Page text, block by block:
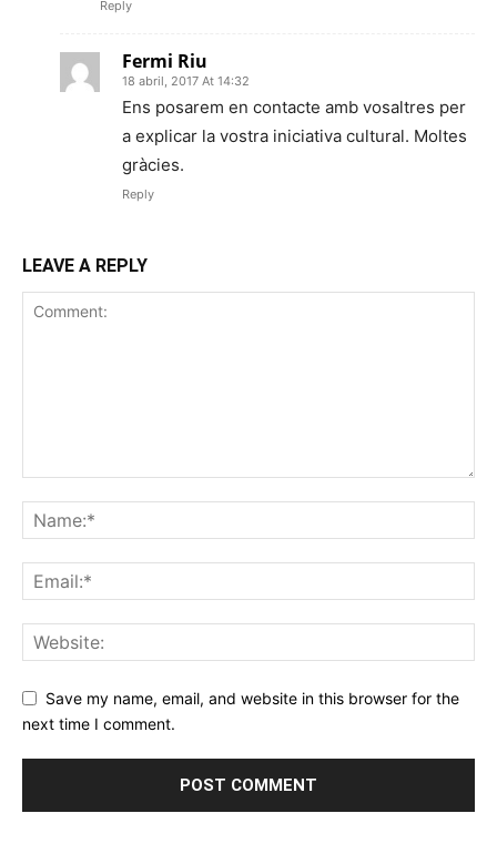
Reply
Fermi Riu
18 abril, 2017 At 14:32
Ens posarem en contacte amb vosaltres per
a explicar la vostra iniciativa cultural. Moltes
gràcies.
Reply
LEAVE A REPLY
Save my name, email, and website in this browser for the
next time I comment.